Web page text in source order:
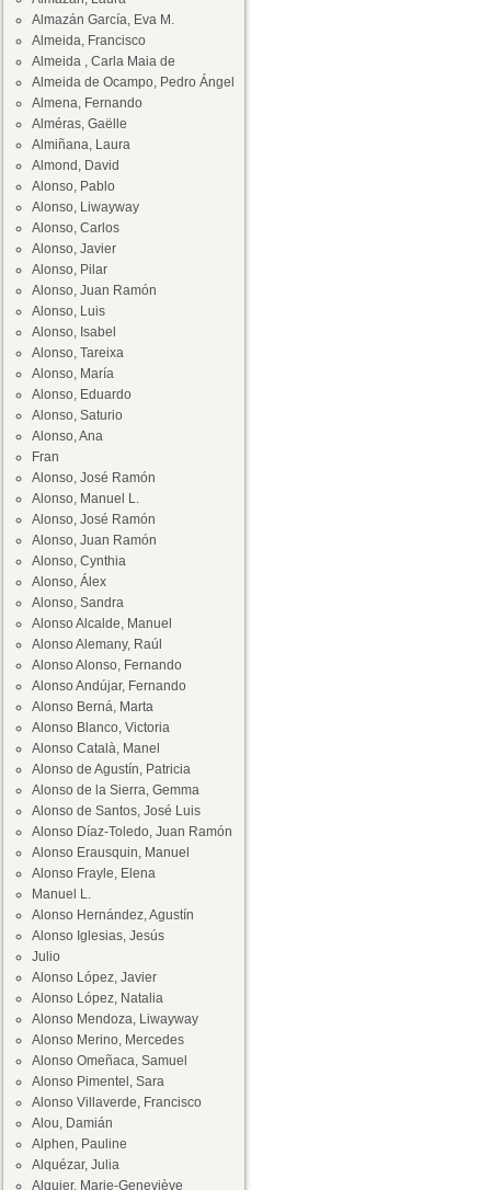
Almazán García, Eva M.
Almeida, Francisco
Almeida , Carla Maia de
Almeida de Ocampo, Pedro Ángel
Almena, Fernando
Alméras, Gaëlle
Almiñana, Laura
Almond, David
Alonso, Pablo
Alonso, Liwayway
Alonso, Carlos
Alonso, Javier
Alonso, Pilar
Alonso, Juan Ramón
Alonso, Luis
Alonso, Isabel
Alonso, Tareixa
Alonso, María
Alonso, Eduardo
Alonso, Saturio
Alonso, Ana
Fran
Alonso, José Ramón
Alonso, Manuel L.
Alonso, José Ramón
Alonso, Juan Ramón
Alonso, Cynthia
Alonso, Álex
Alonso, Sandra
Alonso Alcalde, Manuel
Alonso Alemany, Raúl
Alonso Alonso, Fernando
Alonso Andújar, Fernando
Alonso Berná, Marta
Alonso Blanco, Victoria
Alonso Català, Manel
Alonso de Agustín, Patricia
Alonso de la Sierra, Gemma
Alonso de Santos, José Luis
Alonso Díaz-Toledo, Juan Ramón
Alonso Erausquin, Manuel
Alonso Frayle, Elena
Manuel L.
Alonso Hernández, Agustín
Alonso Iglesias, Jesús
Julio
Alonso López, Javier
Alonso López, Natalia
Alonso Mendoza, Liwayway
Alonso Merino, Mercedes
Alonso Omeñaca, Samuel
Alonso Pimentel, Sara
Alonso Villaverde, Francisco
Alou, Damián
Alphen, Pauline
Alquézar, Julia
Alquier, Marie-Geneviève